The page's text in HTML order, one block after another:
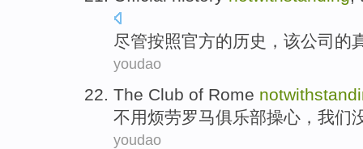
尽管按照官方的历史 ， 该公司 的
youdao
The Club of Rome
不用烦劳罗马俱乐部操心 ， 我们
youdao